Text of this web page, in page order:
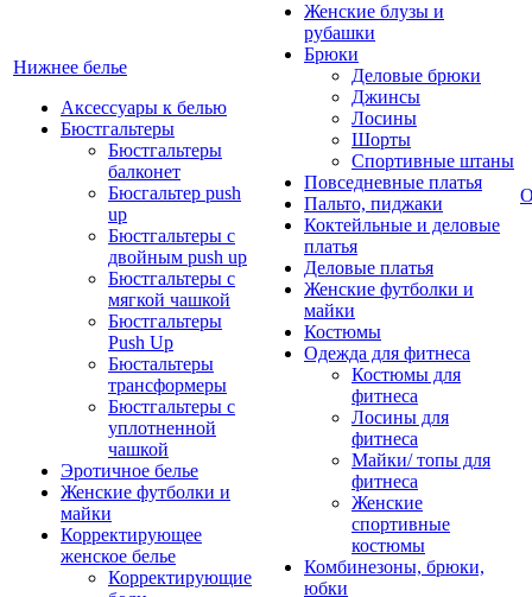
Нижнее белье
Аксессуары к белью
Бюстгальтеры
Бюстгальтеры
балконет
Бюсгальтер push
up
Бюстгальтеры с
двойным push up
Бюстгальтеры с
мягкой чашкой
Бюстгальтеры
Push Up
Бюстальтеры
трансформеры
Бюстгальтеры с
уплотненной
чашкой
Эротичное белье
Женские футболки и
майки
Корректирующее
женское белье
Корректирующие
Женские блузы и
рубашки
Брюки
Деловые брюки
Джинсы
Лосины
Шорты
Спортивные штаны
Повседневные платья
Пальто, пиджаки
Коктейльные и деловые
платья
Деловые платья
Женские футболки и
майки
Костюмы
Одежда для фитнеса
Костюмы для
фитнеса
Лосины для
фитнеса
Майки/ топы для
фитнеса
Женские
спортивные
костюмы
Комбинезоны, брюки,
юбки